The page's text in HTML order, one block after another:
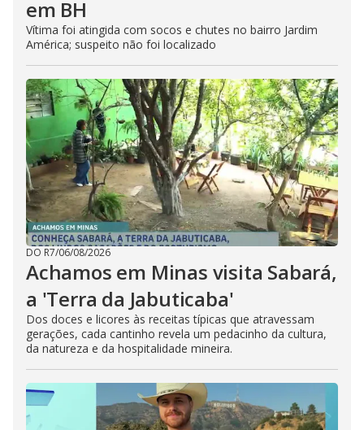
em BH
Vítima foi atingida com socos e chutes no bairro Jardim
América; suspeito não foi localizado
DO R7/06/08/2026
Achamos em Minas visita Sabará,
a 'Terra da Jabuticaba'
Dos doces e licores às receitas típicas que atravessam
gerações, cada cantinho revela um pedacinho da cultura,
da natureza e da hospitalidade mineira.